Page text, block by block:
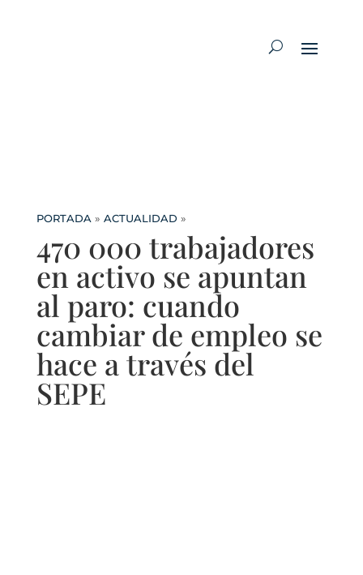
PORTADA» ACTUALIDAD »
470 000 trabajadores
en activo se apuntan
al paro: cuando
cambiar de empleo se
hace a través del
SEPE